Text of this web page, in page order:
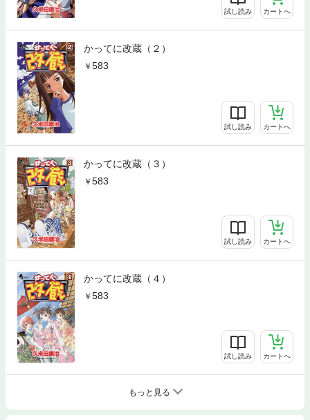
試し読み カートへ
かってに改蔵（２）
583
試し読み カートへ
かってに改蔵（３）
583
試し読み カートへ
かってに改蔵（４）
583
試し読み カートへ
もっと見る